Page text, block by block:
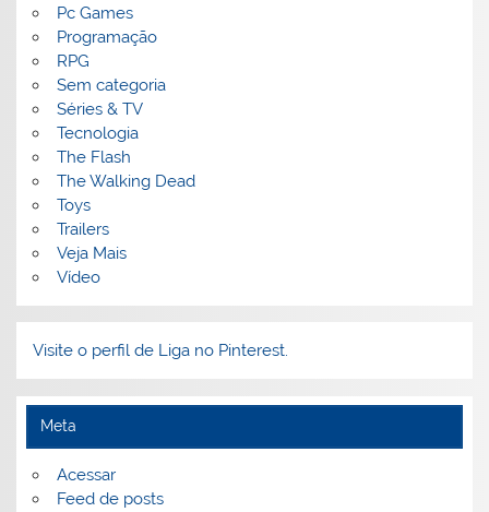
Pc Games
Programação
RPG
Sem categoria
Séries & TV
Tecnologia
The Flash
The Walking Dead
Toys
Trailers
Veja Mais
Vídeo
Visite o perfil de Liga no Pinterest.
Meta
Acessar
Feed de posts